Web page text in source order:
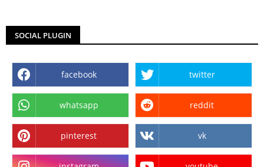
SOCIAL PLUGIN
facebook twitter
whatsapp reddit
pinterest vk